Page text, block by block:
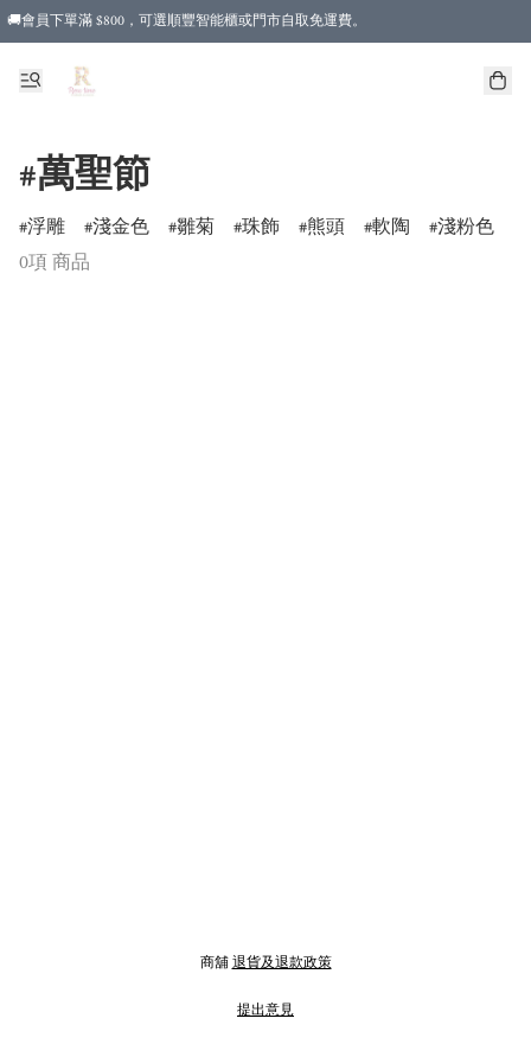
🚚會員下單滿 $800，可選順豐智能櫃或門市自取免運費。
#萬聖節
浮雕 淺金色 雛菊 珠飾 熊頭 軟陶 淺粉色
0項 商品
商舖 退貨及退款政策
提出意見